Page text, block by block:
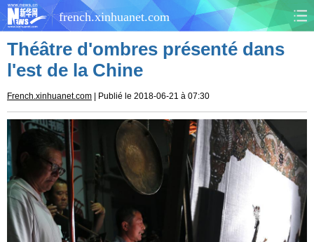
french.xinhuanet.com
CHINE MONDE
CULTURE SOCIÉTÉ
SANTÉ SPORTS
SCI&TECH PLANÈTE
TOURISME DOCUMENTS
Théâtre d'ombres présenté dans
l'est de la Chine
French.xinhuanet.com | Publié le 2018-06-21 à 07:30